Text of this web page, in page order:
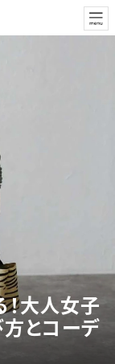
大人女子
方とコーデ